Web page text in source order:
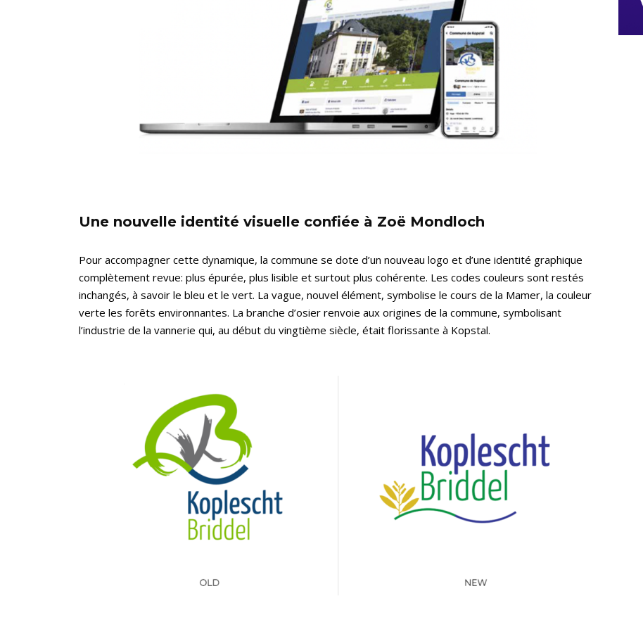
Une nouvelle identité visuelle confiée à Zoë Mondloch
Pour accompagner cette dynamique, la commune se dote d’un nouveau logo et d’une identité graphique
complètement revue: plus épurée, plus lisible et surtout plus cohérente. Les codes couleurs sont restés
inchangés, à savoir le bleu et le vert. La vague, nouvel élément, symbolise le cours de la Mamer, la couleur
verte les forêts environnantes. La branche d’osier renvoie aux origines de la commune, symbolisant
l’industrie de la vannerie qui, au début du vingtième siècle, était florissante à Kopstal.